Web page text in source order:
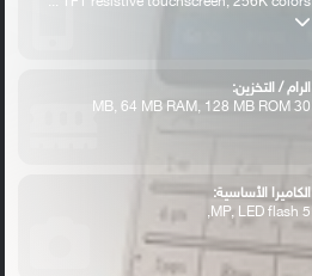
الرام / التخزين:
30 MB, 64 MB RAM, 128 MB ROM
الكاميرا الأساسية:
5 MP, LED flash,